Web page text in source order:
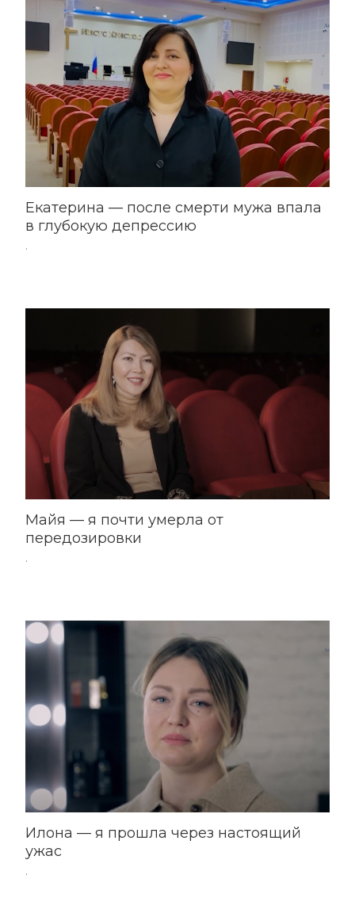
Екатерина — после смерти мужа впала
в глубокую депрессию
.
Майя — я почти умерла от
передозировки
.
Илона — я прошла через настоящий
ужас
.